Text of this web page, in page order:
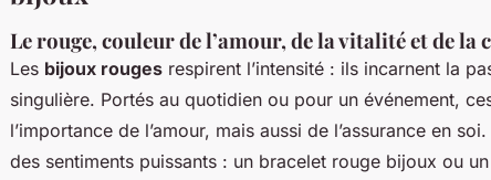
Le rouge, couleur de l’amour, de la vitalité et de la
Les bijoux rouges respirent l’intensité : ils incarnent la
singulière. Portés au quotidien ou pour un événement,
l’importance de l’amour, mais aussi de l’assurance en
des sentiments puissants : un bracelet rouge bijoux ou